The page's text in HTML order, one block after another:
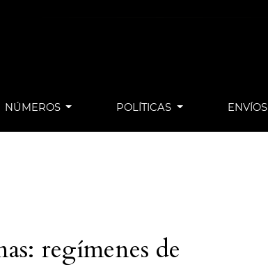
NÚMEROS POLÍTICAS ENVÍOS
regímenes de